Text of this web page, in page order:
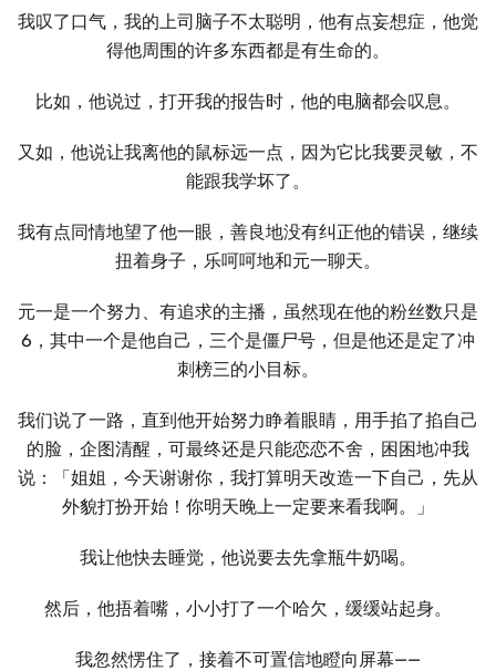
我叹了口气，我的上司脑子不太聪明，他有点妄想症，他觉
得他周围的许多东西都是有⽣命的。
比如，他说过，打开我的报告时，他的电脑都会叹息。
又如，他说让我离他的鼠标远⼀点，因为它比我要灵敏，不
能跟我学坏了。
我有点同情地望了他⼀眼，善良地没有纠正他的错误，继续
扭着身子，乐呵呵地和元⼀聊天。
元⼀是⼀个努力、有追求的主播，虽然现在他的粉丝数只是
6，其中⼀个是他自己，三个是僵尸号，但是他还是定了冲
刺榜三的小目标。
我们说了⼀路，直到他开始努力睁着眼睛，用手掐了掐自己
的脸，企图清醒，可最终还是只能恋恋不舍，困困地冲我
说：「姐姐，今天谢谢你，我打算明天改造⼀下自己，先从
外貌打扮开始！你明天晚上⼀定要来看我啊。」
我让他快去睡觉，他说要去先拿瓶牛奶喝。
然后，他捂着嘴，小小打了⼀个哈欠，缓缓站起身。
我忽然愣住了，接着不可置信地瞪向屏幕——